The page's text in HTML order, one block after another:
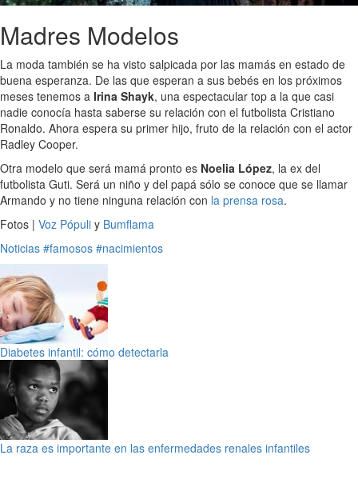
Madres Modelos
La moda también se ha visto salpicada por las mamás en estado de
buena esperanza. De las que esperan a sus bebés en los próximos
meses tenemos a Irina Shayk, una espectacular top a la que casi
nadie conocía hasta saberse su relación con el futbolista Cristiano
Ronaldo. Ahora espera su primer hijo, fruto de la relación con el actor
Radley Cooper.
Otra modelo que será mamá pronto es Noelia López, la ex del
futbolista Guti. Será un niño y del papá sólo se conoce que se llamar
Armando y no tiene ninguna relación con la prensa rosa.
Fotos | Voz Pópuli y Bumflama
Noticias #famosos #nacimientos
Diabetes infantil: cómo detectarla
La raza es importante en las enfermedades renales infantiles